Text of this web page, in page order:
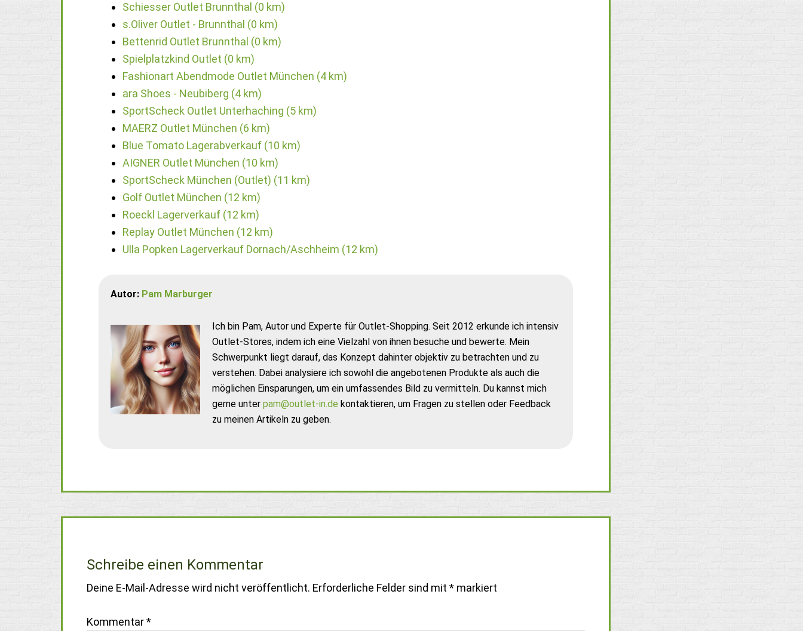
Schiesser Outlet Brunnthal (0 km)
s.Oliver Outlet - Brunnthal (0 km)
Bettenrid Outlet Brunnthal (0 km)
Spielplatzkind Outlet (0 km)
Fashionart Abendmode Outlet München (4 km)
ara Shoes - Neubiberg (4 km)
SportScheck Outlet Unterhaching (5 km)
MAERZ Outlet München (6 km)
Blue Tomato Lagerabverkauf (10 km)
AIGNER Outlet München (10 km)
SportScheck München (Outlet) (11 km)
Golf Outlet München (12 km)
Roeckl Lagerverkauf (12 km)
Replay Outlet München (12 km)
Ulla Popken Lagerverkauf Dornach/Aschheim (12 km)
Autor: Pam Marburger
Ich bin Pam, Autor und Experte für Outlet-Shopping. Seit 2012 erkunde ich intensiv
Outlet-Stores, indem ich eine Vielzahl von ihnen besuche und bewerte. Mein
Schwerpunkt liegt darauf, das Konzept dahinter objektiv zu betrachten und zu
verstehen. Dabei analysiere ich sowohl die angebotenen Produkte als auch die
möglichen Einsparungen, um ein umfassendes Bild zu vermitteln. Du kannst mich
gerne unter pam@outlet-in.de kontaktieren, um Fragen zu stellen oder Feedback
zu meinen Artikeln zu geben.
Schreibe einen Kommentar
Deine E-Mail-Adresse wird nicht veröffentlicht. Erforderliche Felder sind mit * markiert
Kommentar*